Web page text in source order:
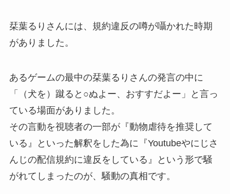
栞葉るりさんには、規約違反の噂が囁かれた時期
がありました。
あるゲームの最中の栞葉るりさんの発言の中に
「（犬を）蹴ると○ぬよー、おすすだよー」と言っ
ている場面がありました。
その言動を視聴者の一部が『動物虐待を推奨して
いる』といった解釈をした為に『Youtubeやにじさ
んじの配信規約に違反をしている』という形で騒
がれてしまったのが、騒動の真相です。